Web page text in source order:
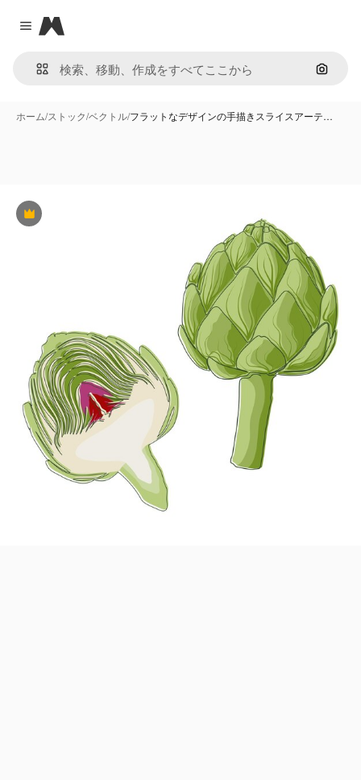
Close menu
Magnific
画像で
ホーム/ストック/ベクトル/フラットなデザインの手描きスライスアーテ…
Premium